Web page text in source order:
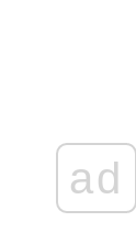
ad